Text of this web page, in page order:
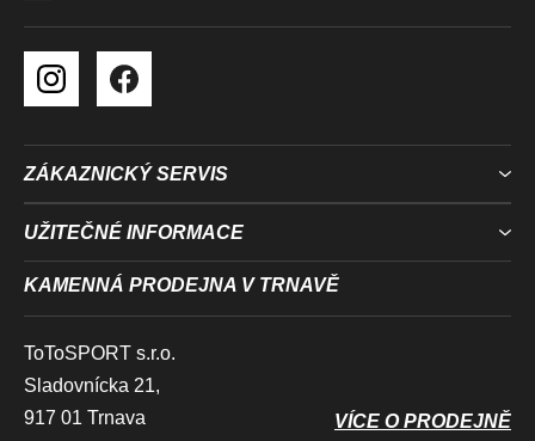
V
S
ZÁKAZNICKÝ SERVIS
UŽITEČNÉ INFORMACE
KAMENNÁ PRODEJNA V TRNAVĚ
ToToSPORT s.r.o.
Sladovnícka 21,
917 01 Trnava
VÍCE O PRODEJNĚ